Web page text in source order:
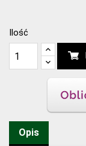
Ilość
Opis